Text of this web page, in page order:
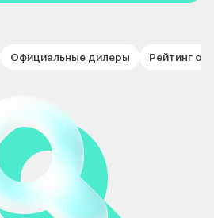
Официальные дилеры Рейтинг